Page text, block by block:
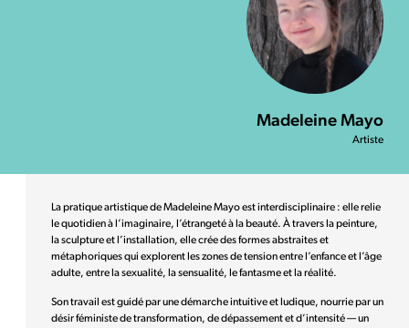
Madeleine Mayo
Artiste
La pratique artistique de Madeleine Mayo est interdisciplinaire : elle relie
le quotidien à l’imaginaire, l’étrangeté à la beauté. À travers la peinture,
la sculpture et l’installation, elle crée des formes abstraites et
métaphoriques qui explorent les zones de tension entre l’enfance et l’âge
adulte, entre la sexualité, la sensualité, le fantasme et la réalité.
Son travail est guidé par une démarche intuitive et ludique, nourrie par un
désir féministe de transformation, de dépassement et d’intensité — un